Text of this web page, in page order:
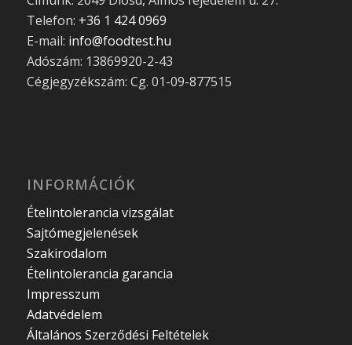
Telefon: +36 1 424 0969
E-mail: info@foodtest.hu
Adószám: 13869920-2-43
Cégjegyzékszám: Cg. 01-09-877515
INFORMÁCIÓK
Ételintolerancia vizsgálat
Sajtómegjelenések
Szakirodalom
Ételintolerancia garancia
Impresszum
Adatvédelem
Általános Szerződési Feltételek